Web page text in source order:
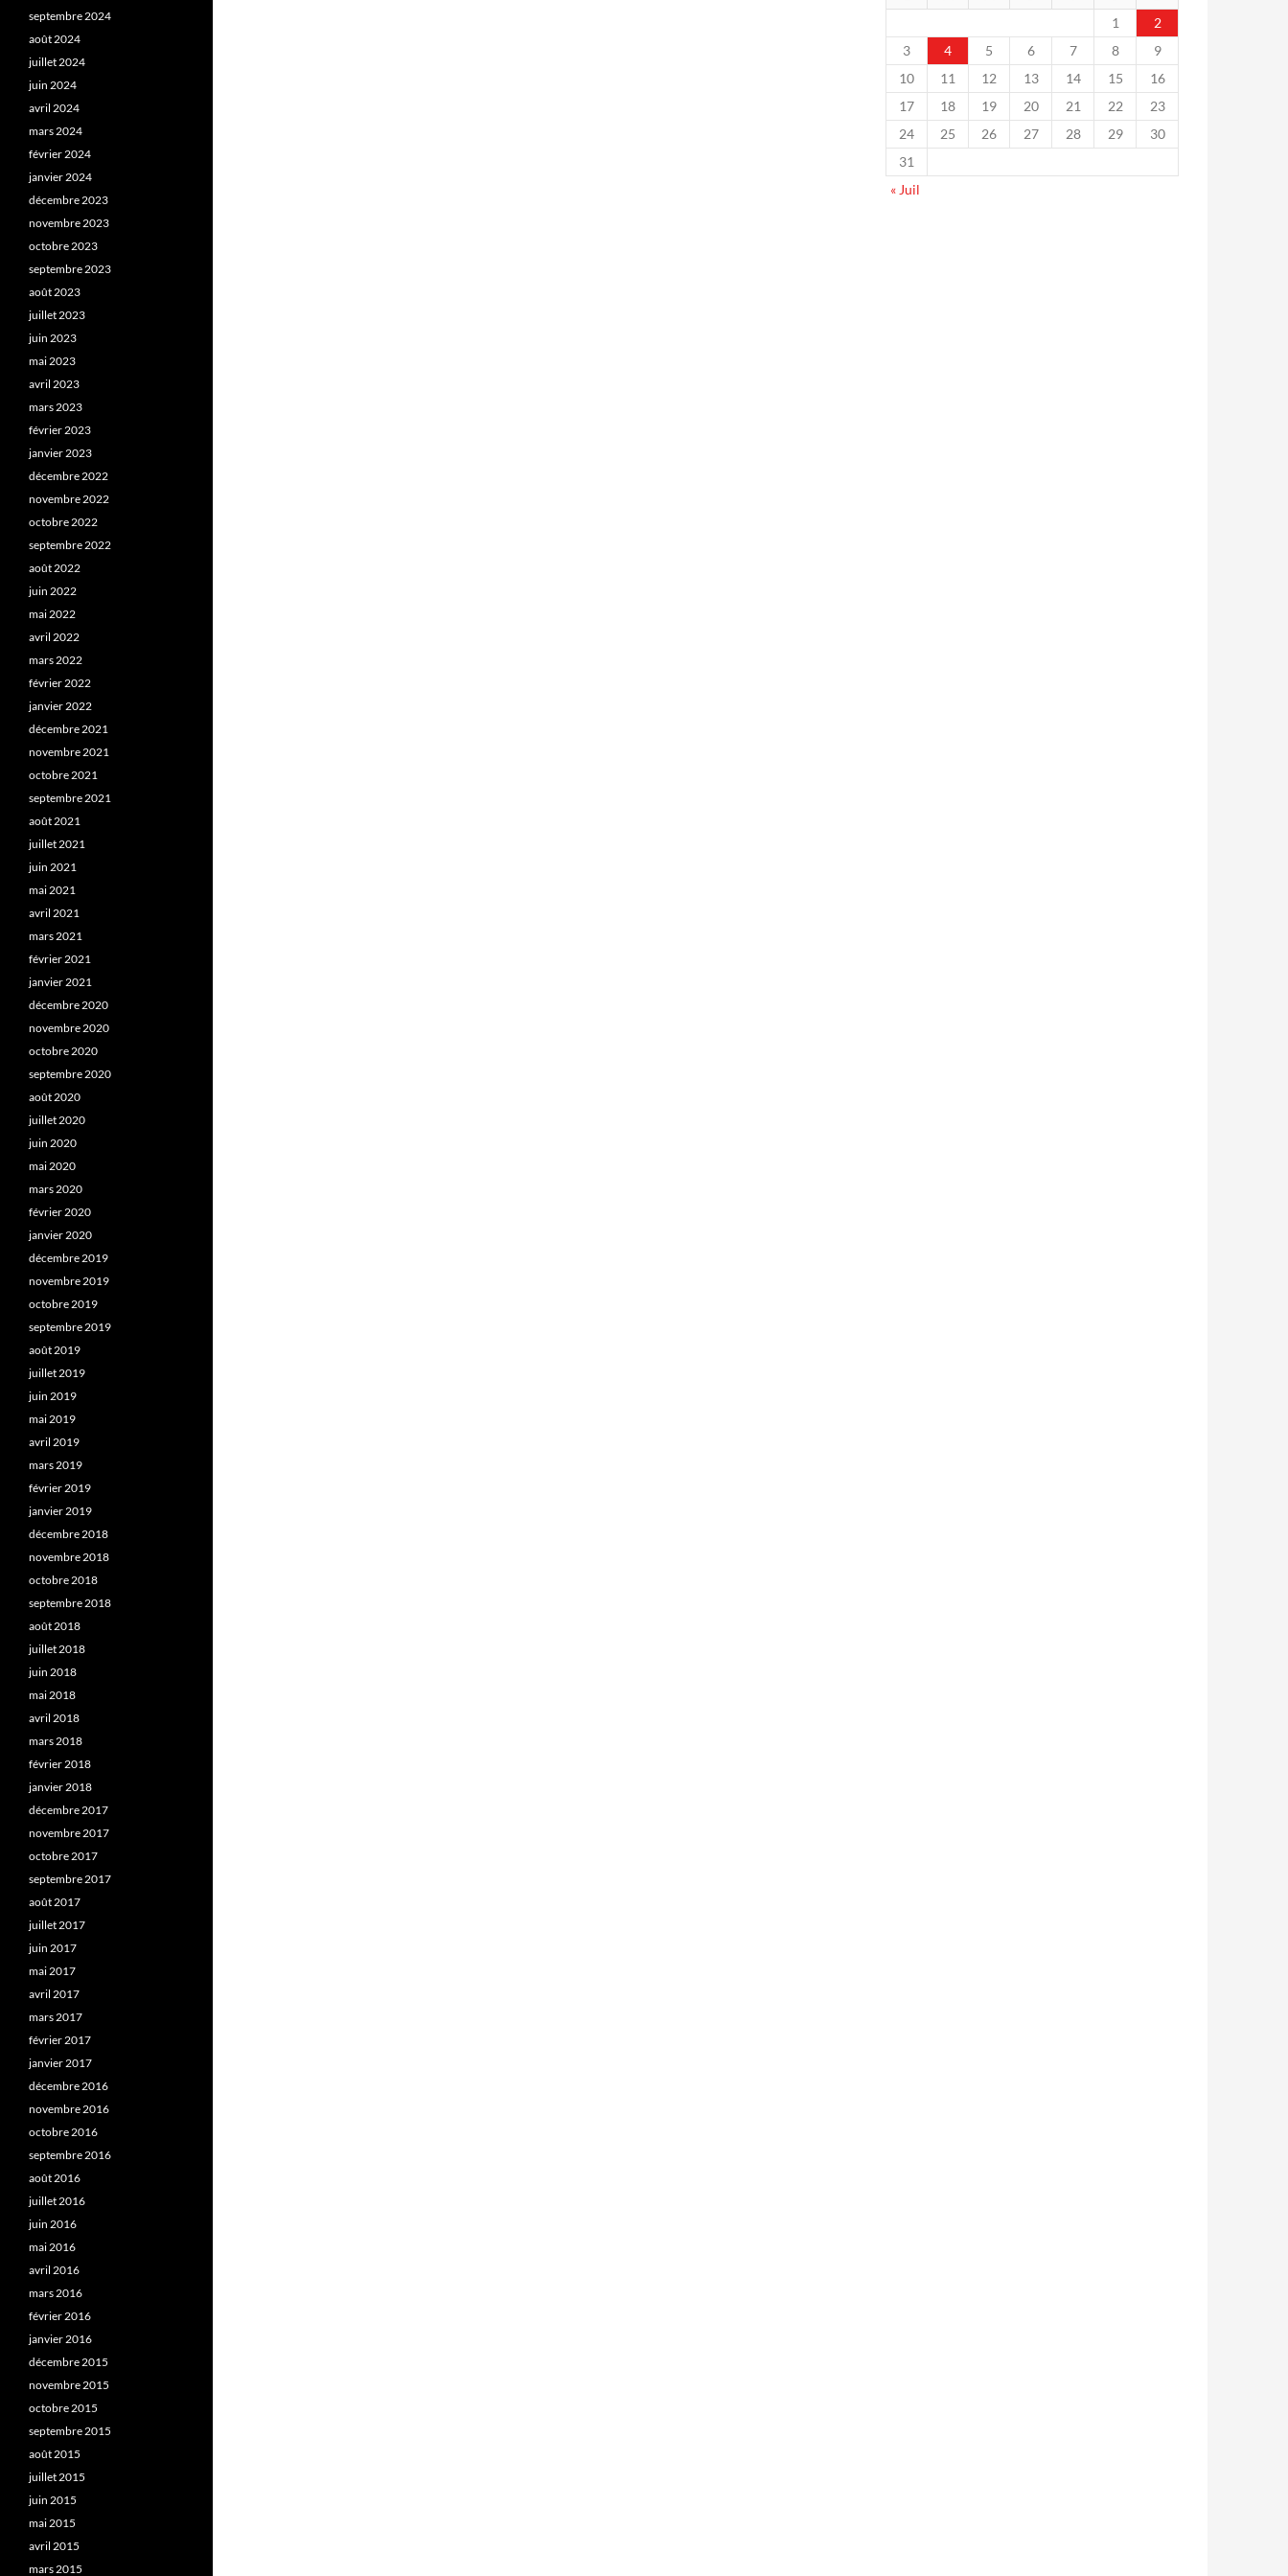
1
2
3
4 5 6 7 8
9
10
11 12 13 14 15
16
17
18 19 20 21 22
23
24
25 26 27 28 29
30
31
« Juil
septembre 2024
août 2024
juillet 2024
juin 2024
avril 2024
mars 2024
février 2024
janvier 2024
décembre 2023
novembre 2023
octobre 2023
septembre 2023
août 2023
juillet 2023
juin 2023
mai 2023
avril 2023
mars 2023
février 2023
janvier 2023
décembre 2022
novembre 2022
octobre 2022
septembre 2022
août 2022
juin 2022
mai 2022
avril 2022
mars 2022
février 2022
janvier 2022
décembre 2021
novembre 2021
octobre 2021
septembre 2021
août 2021
juillet 2021
juin 2021
mai 2021
avril 2021
mars 2021
février 2021
janvier 2021
décembre 2020
novembre 2020
octobre 2020
septembre 2020
août 2020
juillet 2020
juin 2020
mai 2020
mars 2020
février 2020
janvier 2020
décembre 2019
novembre 2019
octobre 2019
septembre 2019
août 2019
juillet 2019
juin 2019
mai 2019
avril 2019
mars 2019
février 2019
janvier 2019
décembre 2018
novembre 2018
octobre 2018
septembre 2018
août 2018
juillet 2018
juin 2018
mai 2018
avril 2018
mars 2018
février 2018
janvier 2018
décembre 2017
novembre 2017
octobre 2017
septembre 2017
août 2017
juillet 2017
juin 2017
mai 2017
avril 2017
mars 2017
février 2017
janvier 2017
décembre 2016
novembre 2016
octobre 2016
septembre 2016
août 2016
juillet 2016
juin 2016
mai 2016
avril 2016
mars 2016
février 2016
janvier 2016
décembre 2015
novembre 2015
octobre 2015
septembre 2015
août 2015
juillet 2015
juin 2015
mai 2015
avril 2015
mars 2015